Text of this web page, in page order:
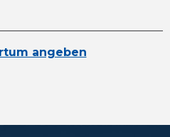
angeben